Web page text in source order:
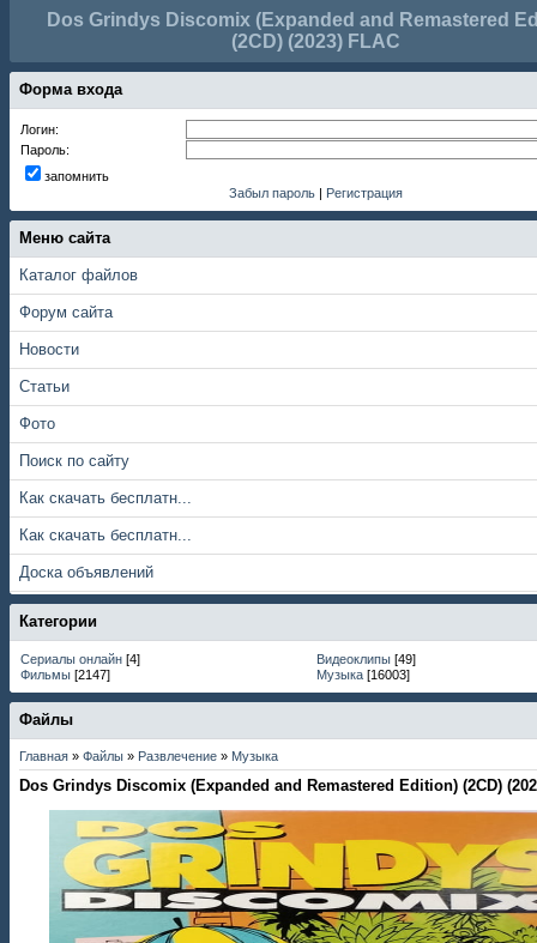
Dos Grindys Discomix (Expanded and Remastered
(2CD) (2023) FLAC
Форма входа
Логин:
Пароль:
запомнить
Забыл пароль | Регистрация
Меню сайта
Каталог файлов
Форум сайта
Новости
Статьи
Фото
Поиск по сайту
Как скачать бесплатн...
Как скачать бесплатн...
Доска объявлений
Категории
Сериалы онлайн [4] Видеоклипы [49]
Фильмы [2147] Музыка [16003]
Файлы
Главная » Файлы » Развлечение » Музыка
Dos Grindys Discomix (Expanded and Remastered Edition) (2CD)